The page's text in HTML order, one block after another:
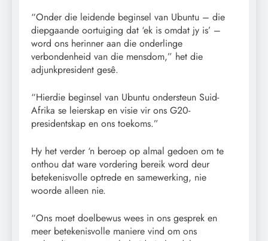
“Onder die leidende beginsel van Ubuntu – die
diepgaande oortuiging dat ‘ek is omdat jy is’ –
word ons herinner aan die onderlinge
verbondenheid van die mensdom,” het die
adjunkpresident gesê.
“Hierdie beginsel van Ubuntu ondersteun Suid-
Afrika se leierskap en visie vir ons G20-
presidentskap en ons toekoms.”
Hy het verder ‘n beroep op almal gedoen om te
onthou dat ware vordering bereik word deur
betekenisvolle optrede en samewerking, nie
woorde alleen nie.
“Ons moet doelbewus wees in ons gesprek en
meer betekenisvolle maniere vind om ons